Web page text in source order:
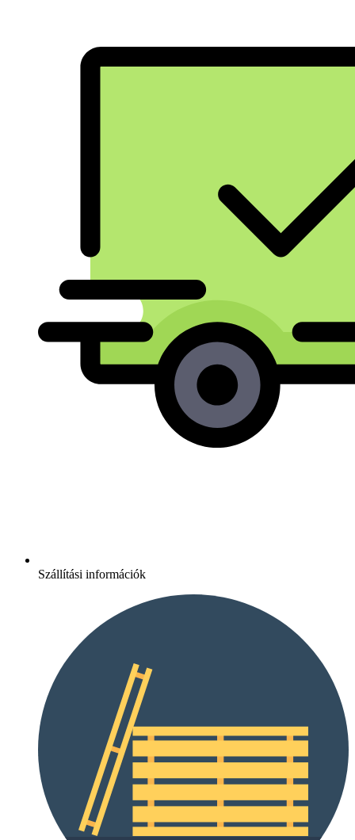
Szállítási információk